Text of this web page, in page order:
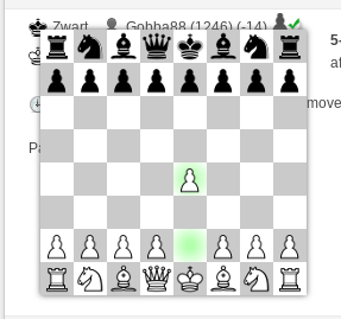
Zwart
Gobba88 (1246) (-14)
Wit
Yeye90 (1297) (+14)
Speelduur: 6 minutes/side + 3 seconds/move
Partij telt mee voor de ranglijst